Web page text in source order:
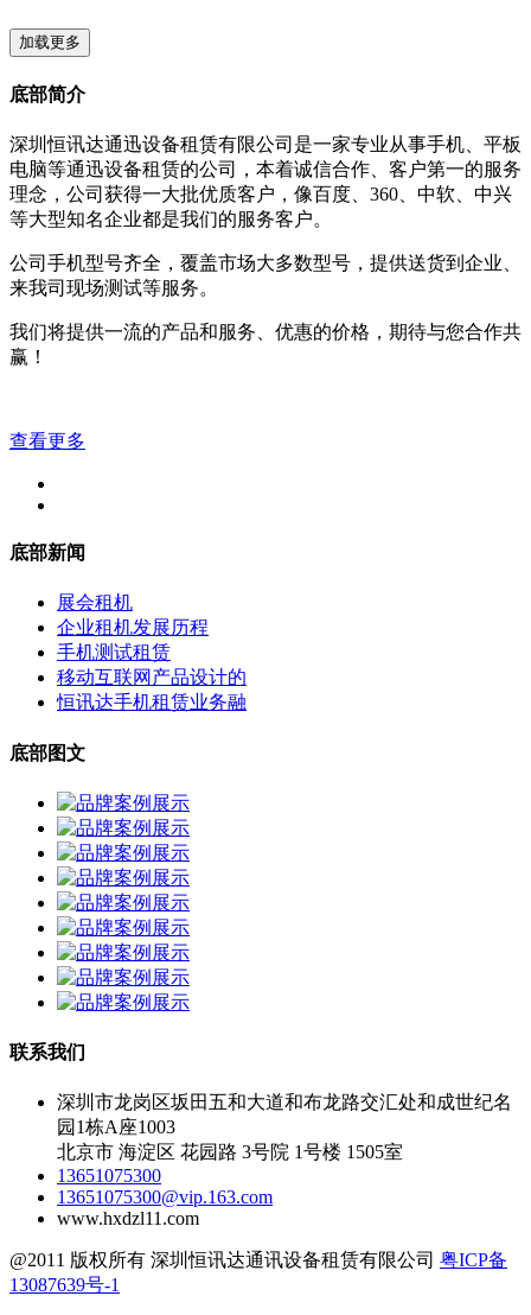
加载更多
底部简介
深圳恒讯达通迅设备租赁有限公司是一家专业从事手机、平板
电脑等通迅设备租赁的公司，本着诚信合作、客户第一的服务
理念，公司获得一大批优质客户，像百度、360、中软、中兴
等大型知名企业都是我们的服务客户。
公司手机型号齐全，覆盖市场大多数型号，提供送货到企业、
来我司现场测试等服务。
我们将提供一流的产品和服务、优惠的价格，期待与您合作共
赢！
查看更多
底部新闻
展会租机
企业租机发展历程
手机测试租赁
移动互联网产品设计的
恒讯达手机租赁业务融
底部图文
联系我们
深圳市龙岗区坂田五和大道和布龙路交汇处和成世纪名
园1栋A座1003
北京市 海淀区 花园路 3号院 1号楼 1505室
13651075300
13651075300@vip.163.com
www.hxdzl11.com
@2011 版权所有 深圳恒讯达通讯设备租赁有限公司 粤ICP备
13087639号-1